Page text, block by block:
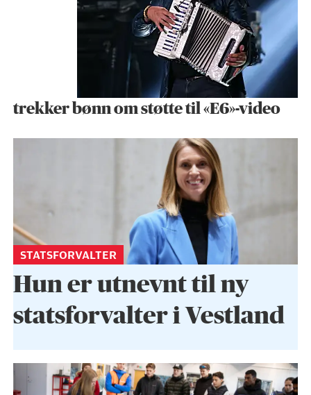
trekker bønn om støtte til «E6»-video
STATSFORVALTER
Hun er utnevnt til ny
statsforvalter i Vestland